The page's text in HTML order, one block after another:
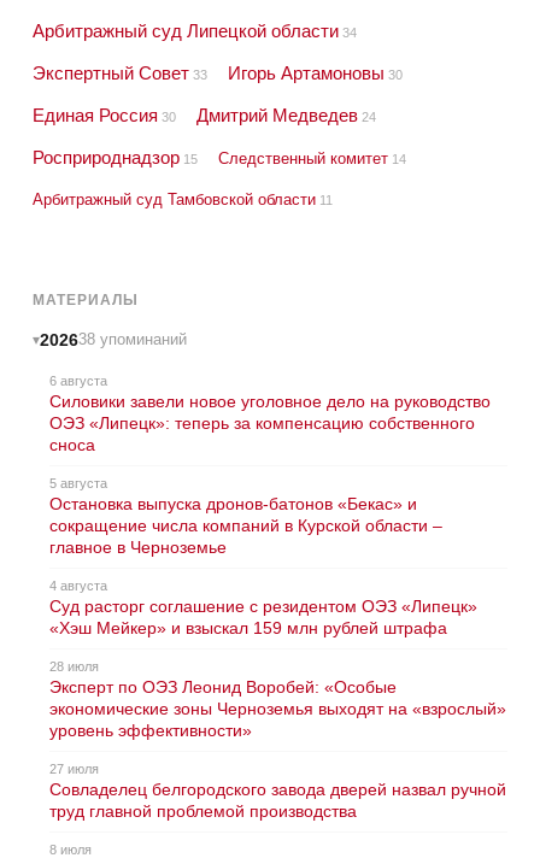
Арбитражный суд Липецкой области 34
Экспертный Совет 33 Игорь Артамоновы 30
Единая Россия 30 Дмитрий Медведев 24
Росприроднадзор 15 Следственный комитет 14
Арбитражный суд Тамбовской области 11
МАТЕРИАЛЫ
202638 упоминаний
6 августа
Силовики завели новое уголовное дело на руководство
ОЭЗ «Липецк»: теперь за компенсацию собственного
сноса
5 августа
Остановка выпуска дронов-батонов «Бекас» и
сокращение числа компаний в Курской области –
главное в Черноземье
4 августа
Суд расторг соглашение с резидентом ОЭЗ «Липецк»
«Хэш Мейкер» и взыскал 159 млн рублей штрафа
28 июля
Эксперт по ОЭЗ Леонид Воробей: «Особые
экономические зоны Черноземья выходят на «взрослый»
уровень эффективности»
27 июля
Совладелец белгородского завода дверей назвал ручной
труд главной проблемой производства
8 июля